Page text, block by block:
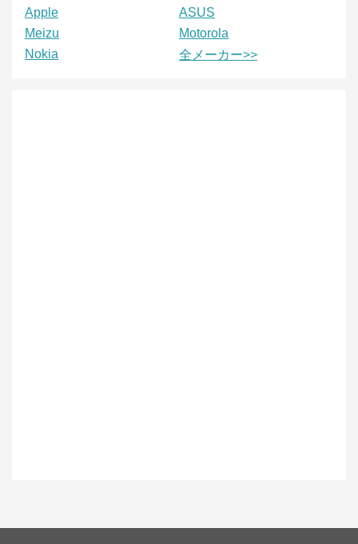
Apple
ASUS
Meizu
Motorola
Nokia
全メーカー>>